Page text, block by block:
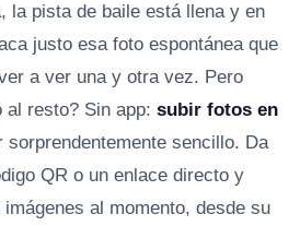
la pista de baile está llena y en
justo esa foto espontánea que
a ver una y otra vez. Pero
al resto? Sin app: subir fotos en
sorprendentemente sencillo. Da
QR o un enlace directo y
al momento, desde su